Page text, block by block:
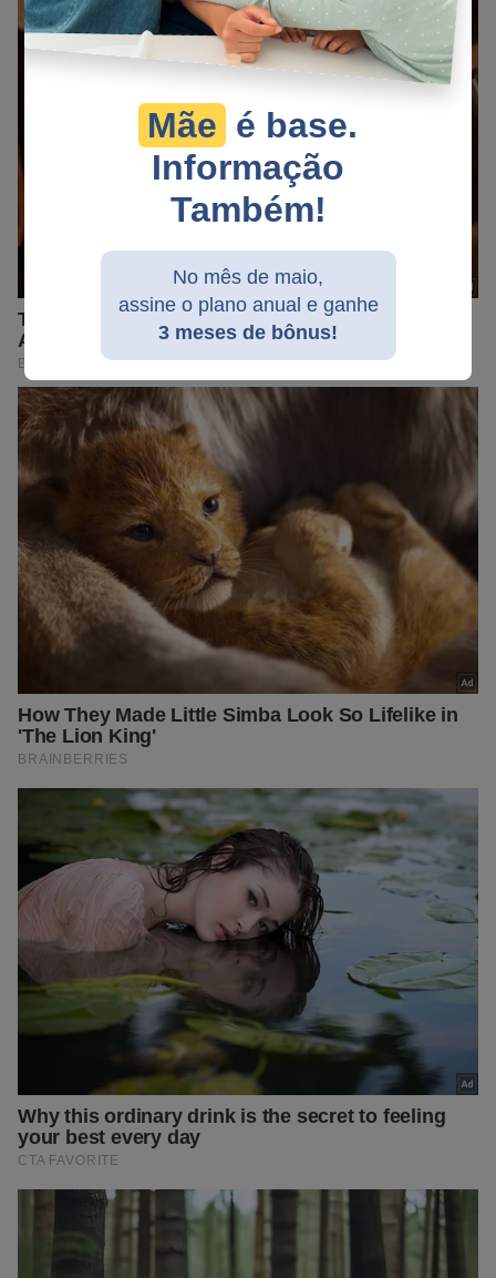
Mãe é base.
Informação
Também!
No mês de maio,
assine o plano anual e ganhe
3 meses de bônus!